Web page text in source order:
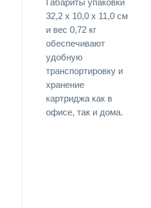
Габариты упаковки
32,2 x 10,0 x 11,0 см
и вес 0,72 кг
обеспечивают
удобную
транспортировку и
хранение
картриджа как в
офисе, так и дома.